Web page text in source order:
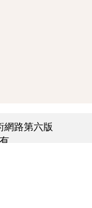
網路第六版